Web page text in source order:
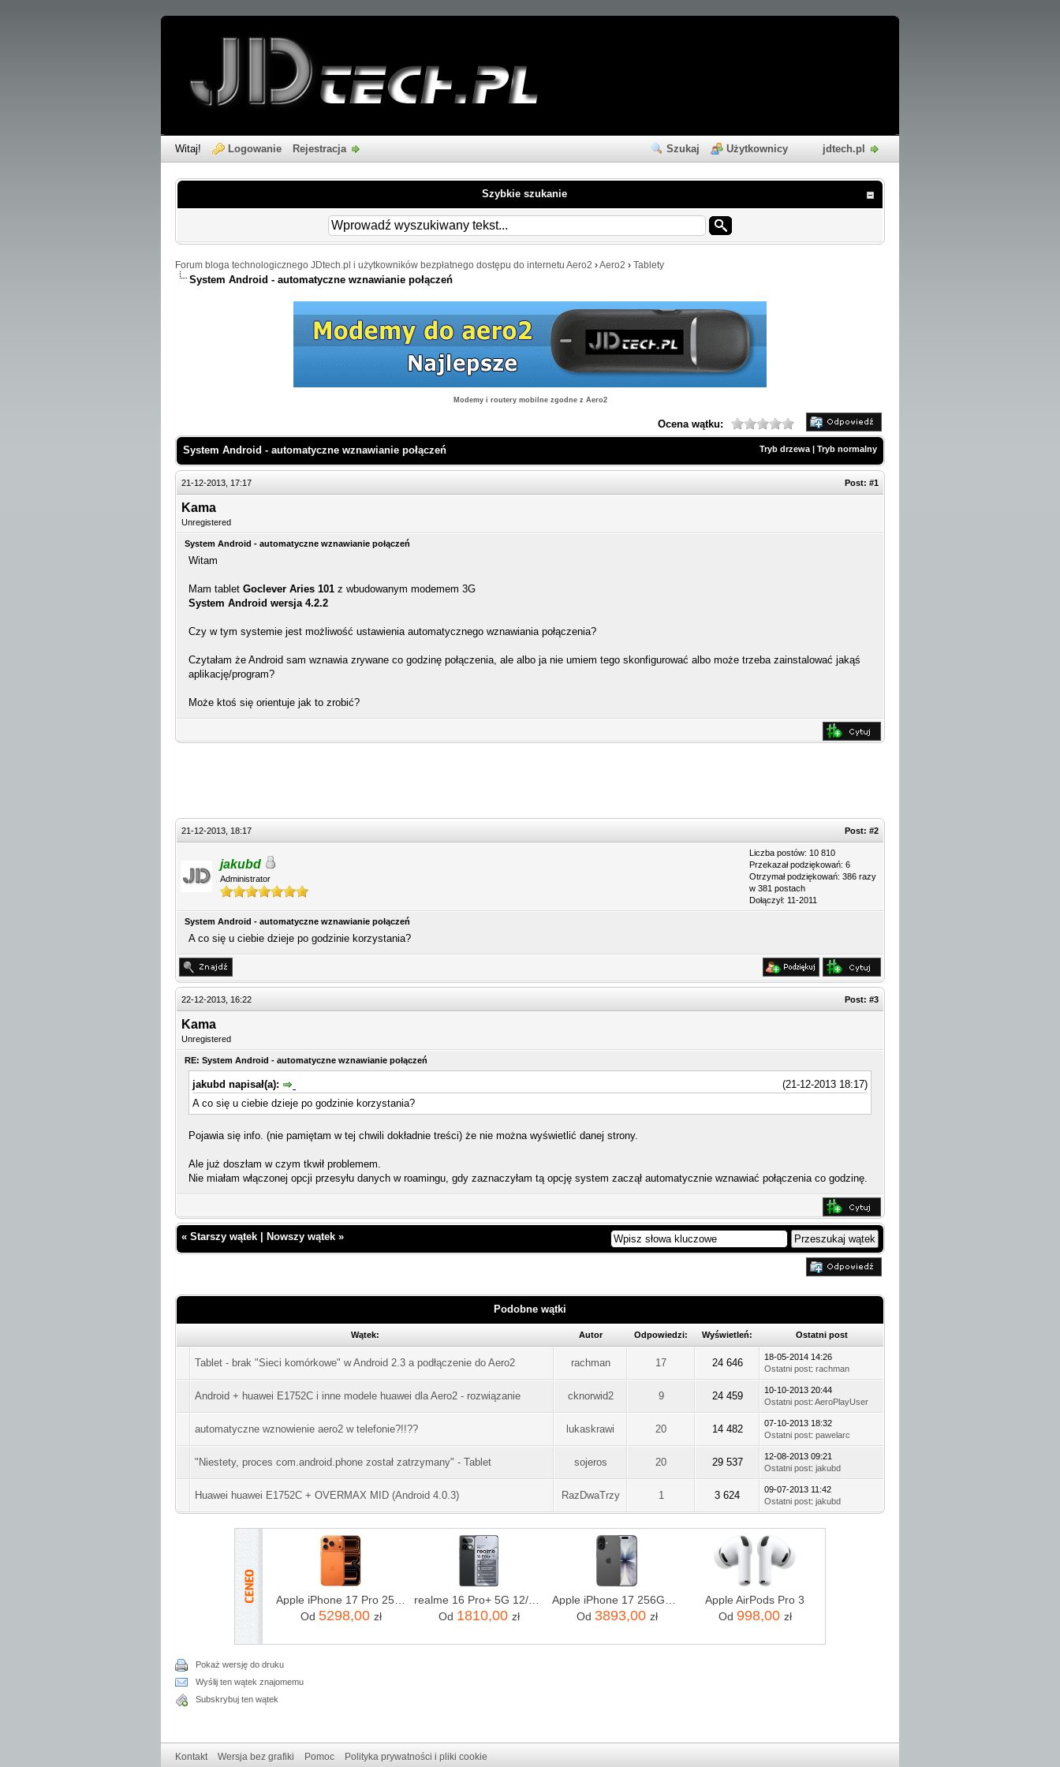
Szukaj Użytkownicy jdtech.pl
Witaj! Logowanie Rejestracja
Szybkie szukanie
Forum bloga technologicznego JDtech.pl i użytkowników bezpłatnego dostępu do internetu Aero2 ›Aero2 › Tablety
System Android - automatyczne wznawianie połączeń
Modemy i routery mobilne zgodne z Aero2
Ocena wątku:
Tryb drzewa | Tryb normalny
System Android - automatyczne wznawianie połączeń
21-12-2013, 17:17 Post: #1
Kama
Unregistered
System Android - automatyczne wznawianie połączeń
Witam
Mam tablet Goclever Aries 101 z wbudowanym modemem 3G
System Android wersja 4.2.2
Czy w tym systemie jest możliwość ustawienia automatycznego wznawiania połączenia?
Czytałam że Android sam wznawia zrywane co godzinę połączenia, ale albo ja nie umiem tego skonfigurować albo może trzeba zainstalować jakąś
aplikację/program?
Może ktoś się orientuje jak to zrobić?
21-12-2013, 18:17 Post: #2
jakubd
Administrator
Liczba postów: 10 810
Przekazał podziękowań: 6
Otrzymał podziękowań: 386 razy
w 381 postach
Dołączył: 11-2011
System Android - automatyczne wznawianie połączeń
A co się u ciebie dzieje po godzinie korzystania?
22-12-2013, 16:22 Post: #3
Kama
Unregistered
RE: System Android - automatyczne wznawianie połączeń
(21-12-2013 18:17)
jakubd napisał(a):
A co się u ciebie dzieje po godzinie korzystania?
Pojawia się info. (nie pamiętam w tej chwili dokładnie treści) że nie można wyświetlić danej strony.
Ale już doszłam w czym tkwił problemem.
Nie miałam włączonej opcji przesyłu danych w roamingu, gdy zaznaczyłam tą opcję system zaczął automatycznie wznawiać połączenia co godzinę.
« Starszy wątek Nowszy wątek »
Podobne wątki
Wątek: Autor Odpowiedzi: Wyświetleń: Ostatni post
Tablet - brak "Sieci komórkowe" w Android 2.3 a podłączenie do Aero2 rachman 17 24 646
18-05-2014 14:26
Ostatni post: rachman
Android + huawei E1752C i inne modele huawei dla Aero2 - rozwiązanie cknorwid2 9 24 459
10-10-2013 20:44
Ostatni post: AeroPlayUser
automatyczne wznowienie aero2 w telefonie?!!?? lukaskrawi 20 14 482
07-10-2013 18:32
Ostatni post: pawelarc
"Niestety, proces com.android.phone został zatrzymany" - Tablet sojeros 20 29 537
12-08-2013 09:21
Ostatni post: jakubd
Huawei huawei E1752C + OVERMAX MID (Android 4.0.3) RazDwaTrzy 1 3 624
09-07-2013 11:42
Ostatni post: jakubd
Apple iPhone 17 Pro 256GB Kosmiczny pomarańcz
Od 5298,00 zł
realme 16 Pro+ 5G 12/512GB Szary
Od 1810,00 zł
Od 3893,00 zł
Apple AirPods Pro 3
Od 998,00 zł
Pokaż wersję do druku
Wyślij ten wątek znajomemu
Subskrybuj ten wątek
Kontakt Wersja bez grafiki Pomoc Polityka prywatności i pliki cookie